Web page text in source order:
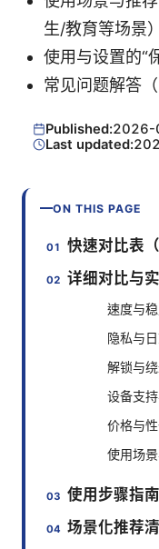
生/教育等场景）
使用与设置的“
常见问题解答（
Published:2026-
Last updated:
ON THIS PAGE
快速对比表（
详细对比与
速度与稳
隐私与
解锁与
设备支
价格与
使用场
使用步骤指
场景化推荐